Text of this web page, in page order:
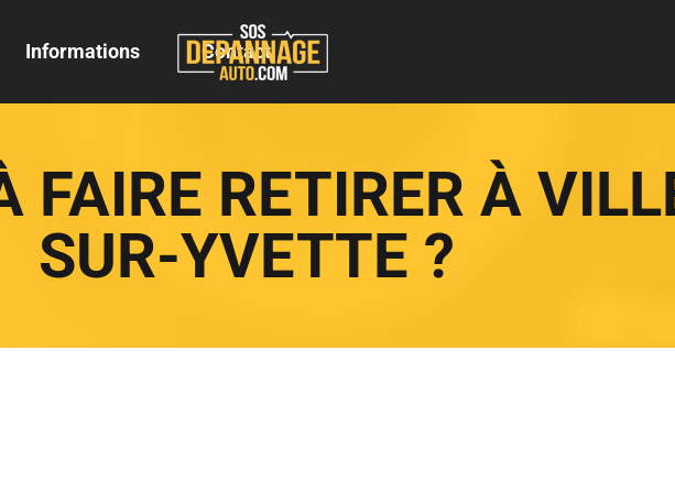
Informations Contact
FAIRE RETIRER À
SUR-YVETTE ?